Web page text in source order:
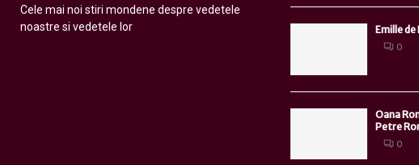
Cele mai noi stiri mondene despre vedetele
noastre si vedetele lor
Emille
0
Oana
Petre
0